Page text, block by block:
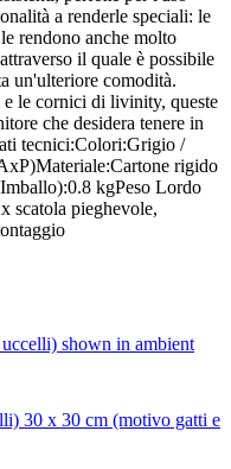
a renderle speciali: le
rendono anche molto
il quale è possibile
un'ulteriore comodità.
le cornici di livinity, queste
che desidera tenere in
tecnici:Colori:Grigio /
rigido
kgPeso Lordo
pieghevole,
30 x 30 cm (motivo gatti e